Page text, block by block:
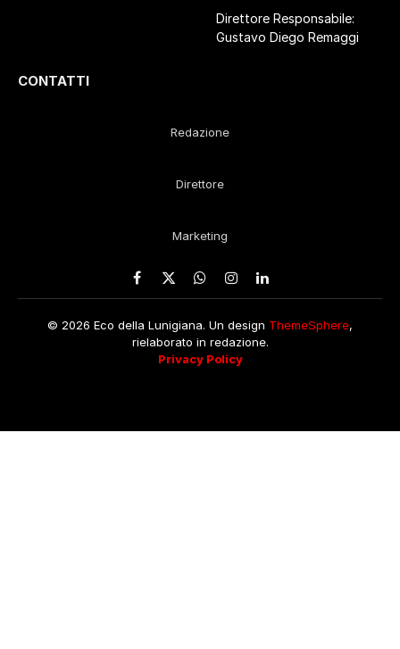
Direttore Responsabile:
Gustavo Diego Remaggi
CONTATTI
Redazione
Direttore
Marketing
Facebook
X
WhatsApp
Instagram
LinkedIn
© 2026 Eco della Lunigiana. Un design ThemeSphere,
rielaborato in redazione.
Privacy Policy